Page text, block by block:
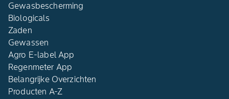
Gewasbescherming
Biologicals
Zaden
Gewassen
Agro E-label App
Regenmeter App
Belangrijke Overzichten
Producten A-Z